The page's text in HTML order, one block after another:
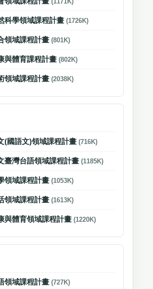
(1171K)
科學領域課程計畫 (1726K)
領域課程計畫 (801K)
與體育課程計畫 (802K)
領域課程計畫 (2038K)
(國語文)領域課程計畫 (716K)
臺灣台語領域課程計畫 (1185K)
領域課程計畫 (1053K)
領域課程計畫 (1613K)
與體育領域課程計畫 (1220K)
領域課程計畫 (727K)